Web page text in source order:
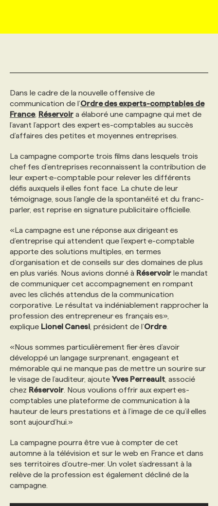
PRIX ET DISTINCTIONS
GEO/SEO
NOS AUTEUR‧RICES
FAQ
FORMATIONS PERSONNALISÉES
POURQUOI CHOISIR NOS FORMATIONS
NOS TARIFS
PROGRAMMES DE SUBVENTIONS
FAQ
ANNONCEZ AVEC NOUS
NOS TARIFS
FAQ
ANNONCEZ AVEC NOUS
Dans le cadre de la nouvelle offensive de
communication de l’Ordre des experts-comptables de
France, Réservoir a élaboré une campagne qui met de
l’avant l’apport des expert·es-comptables au succès
d’affaires des petites et moyennes entreprises.
La campagne comporte trois films dans lesquels trois
chef·fes d’entreprises reconnaissent la contribution de
leur expert·e-comptable pour relever les différents
défis auxquels il·elles font face. La chute de leur
témoignage, sous l’angle de la spontanéité et du franc-
parler, est reprise en signature publicitaire officielle.
«La campagne est une réponse aux dirigeant·es
d’entreprise qui attendent que l’expert·e-comptable
apporte des solutions multiples, en termes
d’organisation et de conseils sur des domaines de plus
en plus variés. Nous avions donné à Réservoir le mandat
de communiquer cet accompagnement en rompant
avec les clichés attendus de la communication
corporative. Le résultat va indéniablement rapprocher la
profession des entrepreneur·es français·es»,
explique Lionel Canesi , président de l’Ordre.
«Nous sommes particulièrement fier·ères d’avoir
développé un langage surprenant, engageant et
mémorable qui ne manque pas de mettre un sourire sur
le visage de l’auditeur, ajoute Yves Perreault , associé
chez Réservoir . Nous voulions offrir aux expert·es-
comptables une plateforme de communication à la
hauteur de leurs prestations et à l’image de ce qu’il·elles
sont aujourd’hui.»
La campagne pourra être vue à compter de cet
automne à la télévision et sur le web en France et dans
ses territoires d’outre-mer. Un volet s’adressant à la
relève de la profession est également décliné de la
campagne.